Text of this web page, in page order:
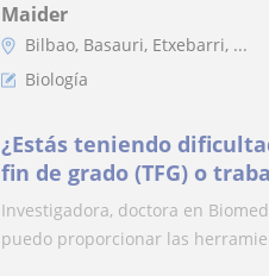
Maider
Bilbao, Basauri, Etxebarri, ...
Biología
¿Estás teniendo
fin de grado (TFG) o
Contáctame
Investigadora, doctora en
puedo proporcionar las